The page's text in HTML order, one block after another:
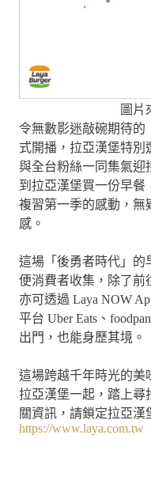
圖片
令無數影迷敲碗期待的
式開播，拉亞漢堡特別
與全台粉絲一同集氣迎
到拉亞漢堡買一份早餐
複習第一季的感動，無
感。
這場「後勇者時代」的
便消費者收集，除了前
亦可透過 Laya NOW
平台 Uber Eats、
出門，也能身歷其境。
這場跨越千年時光的美
拉亞漢堡一起，踏上尋
關資訊，請鎖定拉亞漢
https://www.laya.com.tw